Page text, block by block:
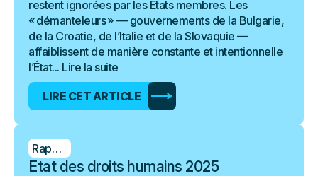
restent ignorées par les États membres. Les
« démanteleurs » — gouvernements de la Bulgarie,
de la Croatie, de l’Italie et de la Slovaquie —
affaiblissent de manière constante et intentionnelle
l’État... Lire la suite
LIRE CET ARTICLE
Rapport
Etat des droits humains 2025